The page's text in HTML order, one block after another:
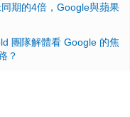
期的4倍，Google與蘋果
團隊解體看 Google 的焦
？